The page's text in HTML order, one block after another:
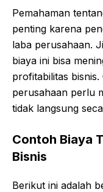
Pemahaman
penting karena
laba perusahaan.
biaya ini bisa
profitabilitas
perusahaan perlu
tidak langsung
Contoh Biaya
Bisnis
Berikut ini adalah